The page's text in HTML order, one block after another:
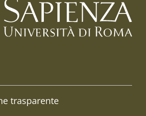
trasparente